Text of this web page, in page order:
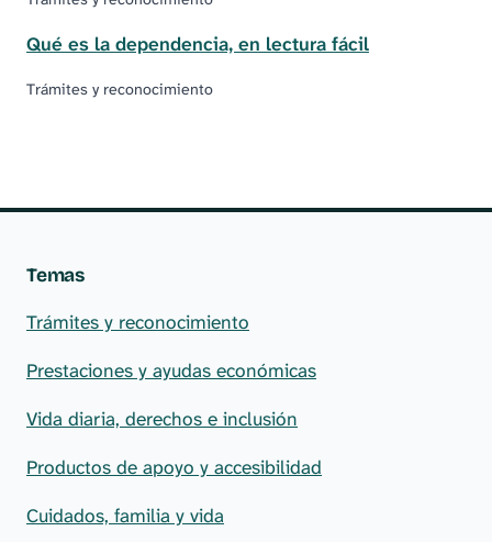
Qué es la dependencia, en lectura fácil
Trámites y reconocimiento
Temas
Trámites y reconocimiento
Prestaciones y ayudas económicas
Vida diaria, derechos e inclusión
Productos de apoyo y accesibilidad
Cuidados, familia y vida